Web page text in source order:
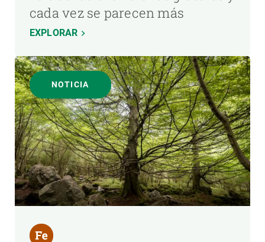
cada vez se parecen más
EXPLORAR
NOTICIA